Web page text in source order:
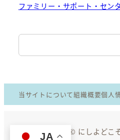
ファミリー・サポート・セン
検
索
当サイトについて組織概要個人
Copyright © にしよどこ
JA